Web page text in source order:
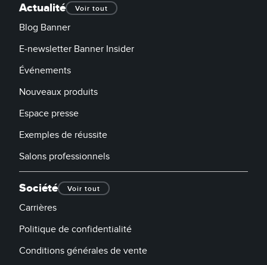
Actualité Voir tout
Blog Banner
E-newsletter Banner Insider
Événements
Nouveaux produits
Espace presse
Exemples de réussite
Salons professionnels
Société Voir tout
Carrières
Politique de confidentialité
Conditions générales de vente